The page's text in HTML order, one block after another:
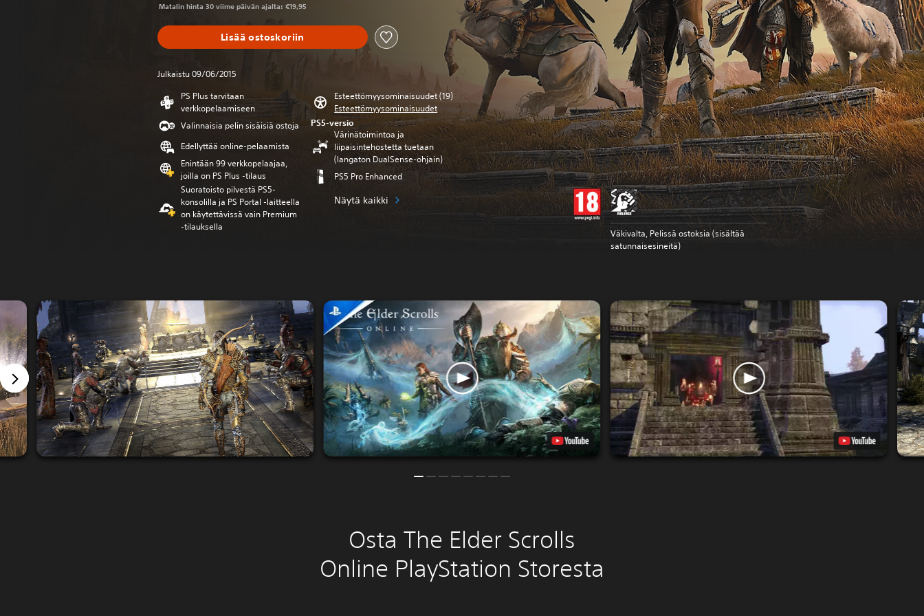
Matalin hinta 30 viime päivän ajalta: €19,95
Lisää ostoskoriin
Julkaistu 09/06/2015
PS Plus tarvitaan
verkkopelaamiseen
Valinnaisia pelin sisäisiä ostoja
Edellyttää online-pelaamista
Enintään 99 verkkopelaajaa,
joilla on PS Plus -tilaus
Suoratoisto pilvestä PS5-
konsolilla ja PS Portal ‑laitteella
on käytettävissä vain Premium
‑tilauksella
Esteettömyysominaisuudet (19)
Esteettömyysominaisuudet
PS5-versio
Värinätoimintoa ja
liipaisintehostetta tuetaan
(langaton DualSense-ohjain)
PS5 Pro Enhanced
Näytä kaikki
Väkivalta, Pelissä ostoksia (sisältää
satunnaisesineitä)
Osta The Elder Scrolls
Online PlayStation Storesta